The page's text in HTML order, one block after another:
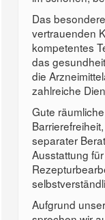
Das
vertrauenden
kompetentes
das
die
zahlreiche
Gute
separater
Ausstattung
Aufgrund